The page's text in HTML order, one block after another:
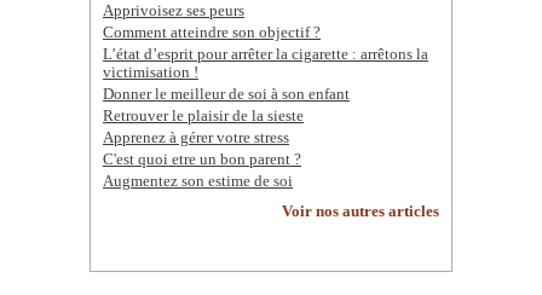
Apprivoisez ses peurs
Comment atteindre son objectif ?
L’état d’esprit pour arrêter la cigarette : arrêtons la
victimisation !
Donner le meilleur de soi à son enfant
Retrouver le plaisir de la sieste
Apprenez à gérer votre stress
C'est quoi etre un bon parent ?
Augmentez son estime de soi
Voir nos autres articles